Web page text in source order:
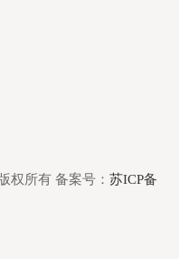
权所有 备案号：苏ICP备